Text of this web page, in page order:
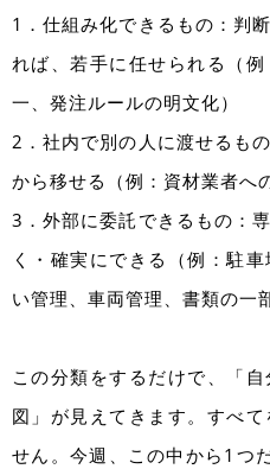
1．仕組み化できるもの：判
れば、若手に任せられる（
一、発注ルールの明文化）
2．社内で別の人に渡せるも
から移せる（例：資材業者へ
3．外部に委託できるもの：
く・確実にできる（例：駐
い管理、車両管理、書類の一
この分類をするだけで、「
図」が見えてきます。すべ
せん。今週、この中から1つ